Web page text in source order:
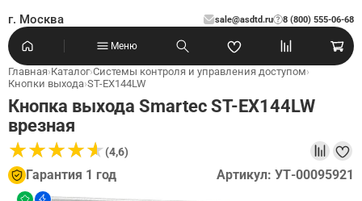
г. Москва sale@asdtd.ru 8 (800) 555-06-68
?
Меню
Главная›Каталог›Системы контроля и управления доступом›
Кнопки выхода›ST-EX144LW
Кнопка выхода Smartec ST-EX144LW
врезная
★★★★★
★★★★★(4,6)
Гарантия 1 год Артикул: УТ-00095921